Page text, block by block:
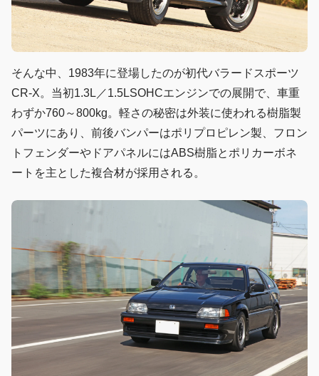
そんな中、1983年に登場したのが初代バラードスポーツ
CR-X。当初1.3L／1.5LSOHCエンジンでの展開で、車重
わずか760～800kg。軽さの秘密は外装に使われる樹脂製
パーツにあり、前後バンパーはポリプロピレン製、フロン
トフェンダーやドアパネルにはABS樹脂とポリカーボネ
ートを主とした複合材が採用される。